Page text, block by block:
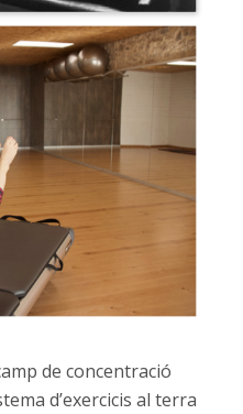
de concentració
d’exercicis al terra